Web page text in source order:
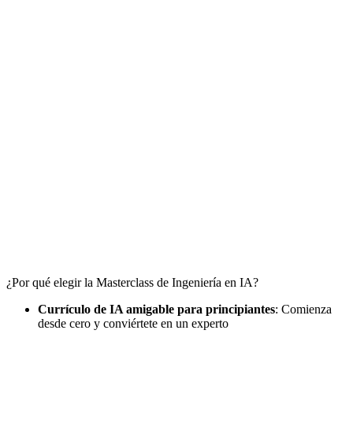
¿Por qué elegir la Masterclass de Ingeniería en IA?
Currículo de IA amigable para principiantes: Comienza
desde cero y conviértete en un experto